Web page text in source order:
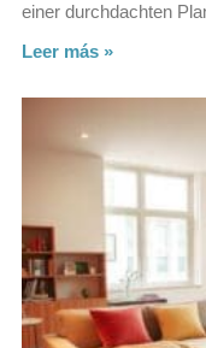
einer durchdachten
Leer más »